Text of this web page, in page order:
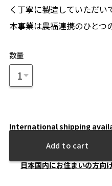
く丁寧に製造していただい
本事業は農福連携のひとつ
数量
International shipping
Add to cart
日本国内にお住まいの方向